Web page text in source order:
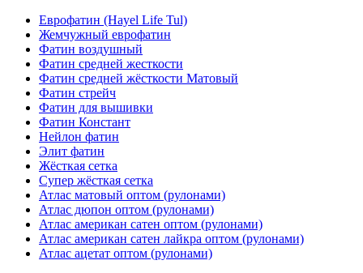
Еврофатин (Hayel Life Tul)
Жемчужный еврофатин
Фатин воздушный
Фатин средней жесткости
Фатин средней жёсткости Матовый
Фатин стрейч
Фатин для вышивки
Фатин Констант
Нейлон фатин
Элит фатин
Жёсткая сетка
Супер жёсткая сетка
Атлас матовый оптом (рулонами)
Атлас дюпон оптом (рулонами)
Атлас американ сатен оптом (рулонами)
Атлас американ сатен лайкра оптом (рулонами)
Атлас ацетат оптом (рулонами)